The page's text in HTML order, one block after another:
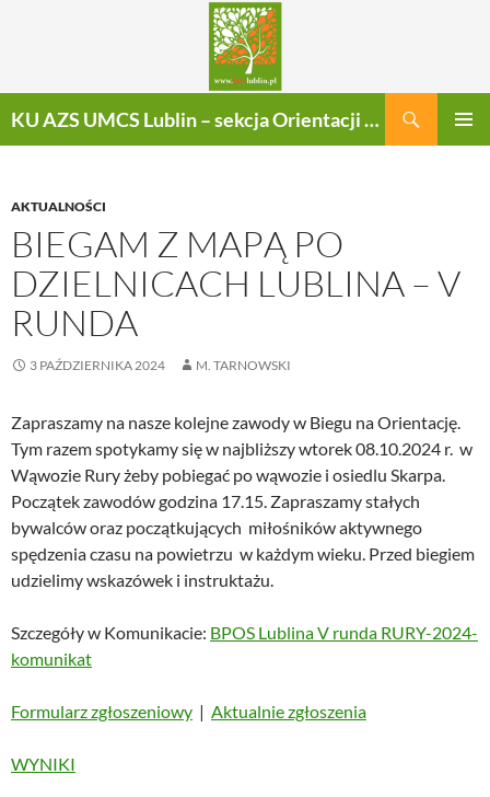
KU AZS UMCS Lublin – sekcja Orientacji Sportowej
AKTUALNOŚCI
BIEGAM Z MAPĄ PO
DZIELNICACH LUBLINA – V
RUNDA
3 PAŹDZIERNIKA 2024 M. TARNOWSKI
Zapraszamy na nasze kolejne zawody w Biegu na Orientację.
Tym razem spotykamy się w najbliższy wtorek 08.10.2024 r. w
Wąwozie Rury żeby pobiegać po wąwozie i osiedlu Skarpa.
Początek zawodów godzina 17.15. Zapraszamy stałych
bywalców oraz początkujących miłośników aktywnego
spędzenia czasu na powietrzu w każdym wieku. Przed biegiem
udzielimy wskazówek i instruktażu.
Szczegóły w Komunikacie: BPOS Lublina V runda RURY-2024-
komunikat
Formularz zgłoszeniowy | Aktualnie zgłoszenia
WYNIKI